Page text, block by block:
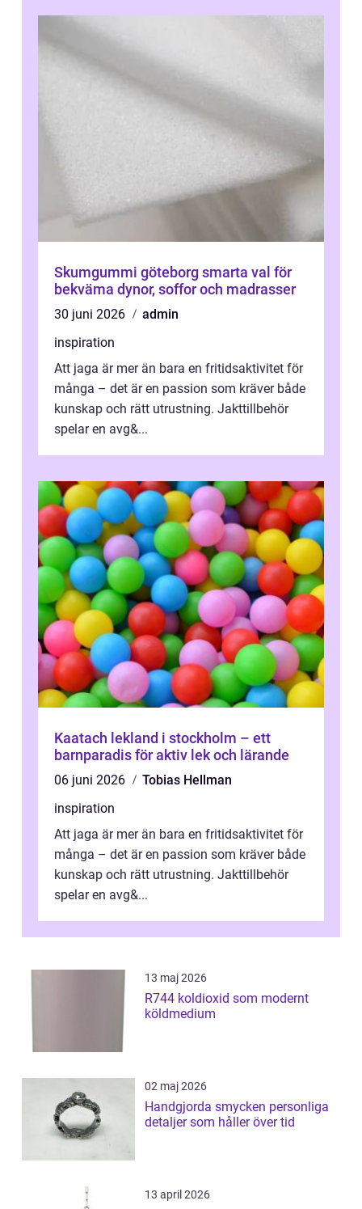
Skumgummi göteborg smarta val för
bekväma dynor, soffor och madrasser
30 juni 2026
admin
inspiration
Att jaga är mer än bara en fritidsaktivitet för
många – det är en passion som kräver både
kunskap och rätt utrustning. Jakttillbehör
spelar en avg&...
Kaatach lekland i stockholm – ett
barnparadis för aktiv lek och lärande
06 juni 2026
Tobias Hellman
inspiration
Att jaga är mer än bara en fritidsaktivitet för
många – det är en passion som kräver både
kunskap och rätt utrustning. Jakttillbehör
spelar en avg&...
13 maj 2026
R744 koldioxid som modernt
köldmedium
02 maj 2026
Handgjorda smycken personliga
detaljer som håller över tid
13 april 2026